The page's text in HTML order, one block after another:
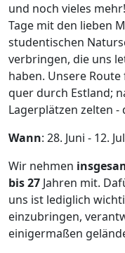
und noch vieles
Tage mit den lieben
studentischen
verbringen, die uns
haben. Unsere
quer durch Estland;
Lagerplätzen zelten
Wann: 28. Juni - 12.
Wir nehmen
bis 27 Jahren mit.
uns ist lediglich
einzubringen,
einigermaßen